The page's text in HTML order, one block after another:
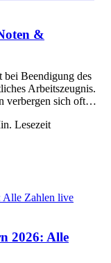
&
bei Beendigung des
Arbeitszeugnis.
verbergen sich oft…
Lesezeit
2026: Alle